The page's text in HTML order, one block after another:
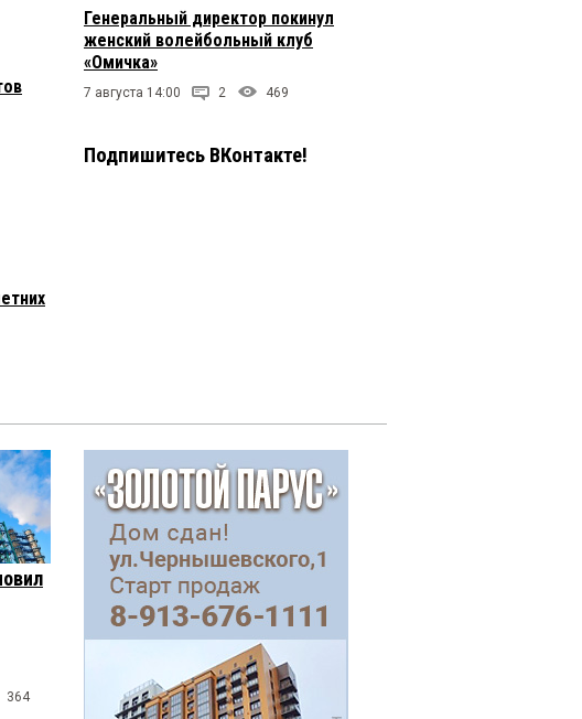
Генеральный директор покинул
женский волейбольный клуб
«Омичка»
7 августа 14:00 2 469
Подпишитесь ВКонтакте!
364